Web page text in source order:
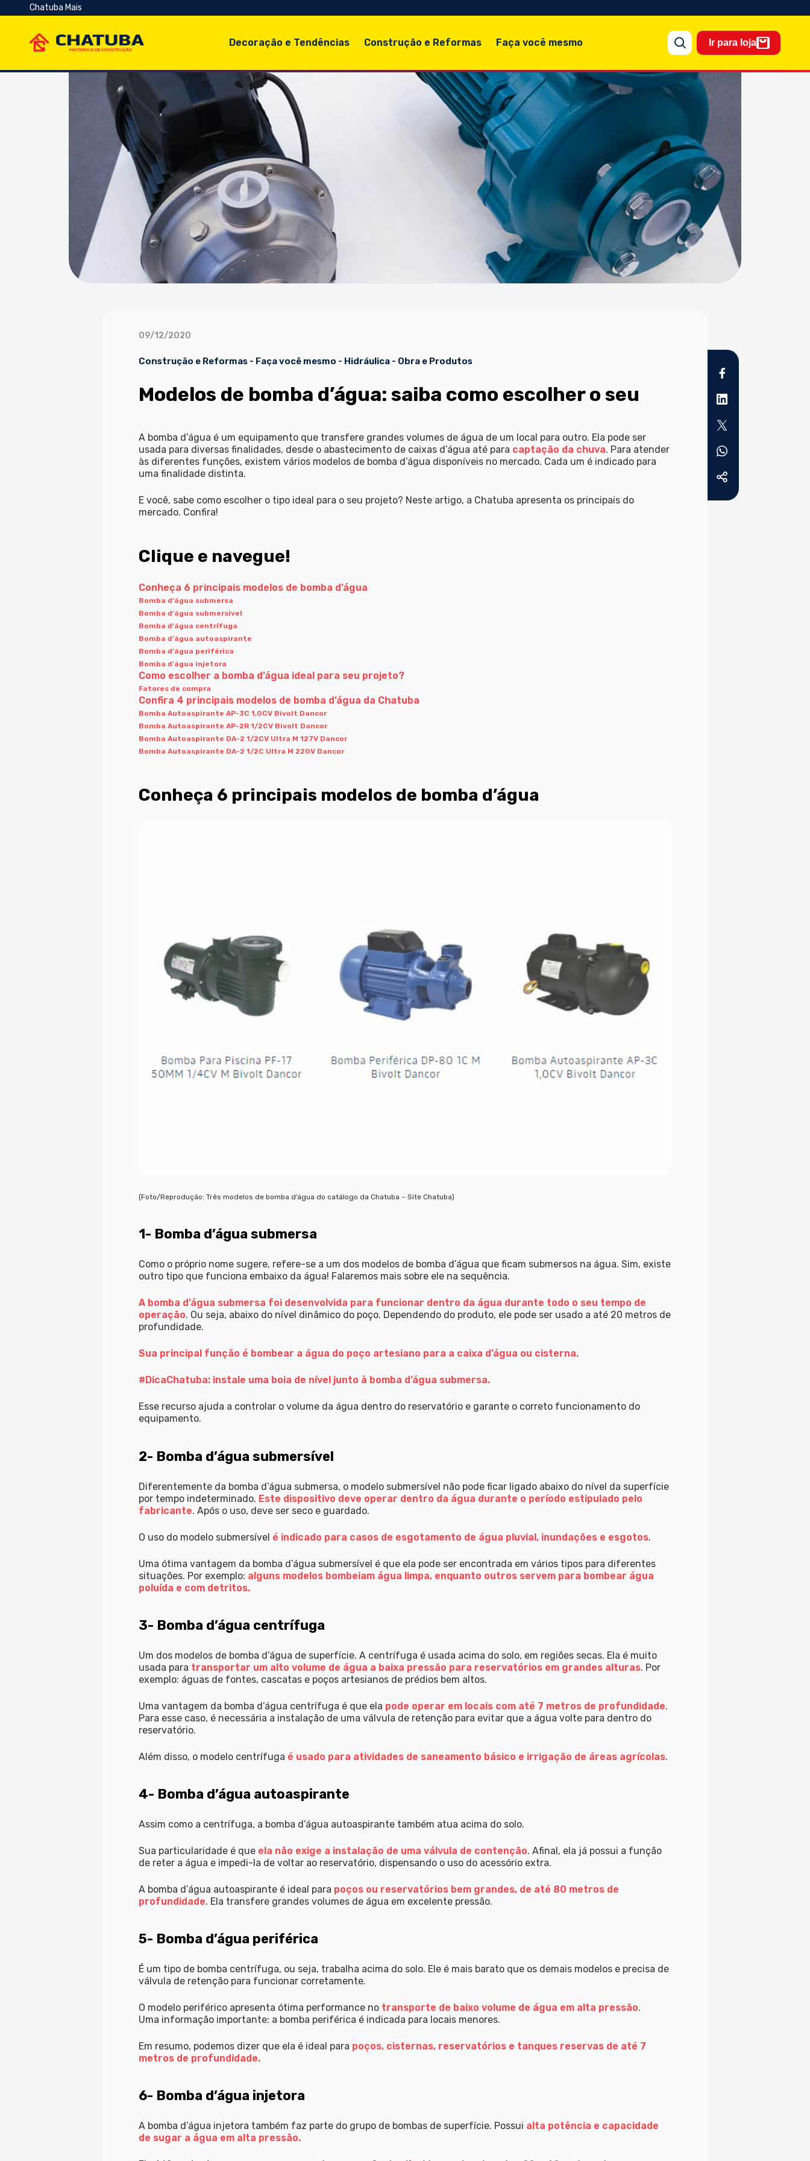
Chatuba Mais
Decoração e Tendências Construção e Reformas Faça você mesmo Ir para loja
09/12/2020
Construção e Reformas- Faça você mesmo - Hidráulica- Obra e Produtos
Modelos de bomba d’água: saiba como escolher o seu
A bomba d’água é um equipamento que transfere grandes volumes de água de um local para outro. Ela pode ser
usada para diversas finalidades, desde o abastecimento de caixas d’água até para captação da chuva. Para atender
às diferentes funções, existem vários modelos de bomba d’água disponíveis no mercado. Cada um é indicado para
uma finalidade distinta.
E você, sabe como escolher o tipo ideal para o seu projeto? Neste artigo, a Chatuba apresenta os principais do
mercado. Confira!
Clique e navegue!
Conheça 6 principais modelos de bomba d’água
Bomba d’água submersa
Bomba d’água submersível
Bomba d’água centrífuga
Bomba d’água autoaspirante
Bomba d’água periférica
Bomba d’água injetora
Como escolher a bomba d’água ideal para seu projeto?
Fatores de compra
Confira 4 principais modelos de bomba d’água da Chatuba
Bomba Autoaspirante AP-3C 1,0CV Bivolt Dancor
Bomba Autoaspirante AP-2R 1/2CV Bivolt Dancor
Bomba Autoaspirante DA-2 1/2CV Ultra M 127V Dancor
Bomba Autoaspirante DA-2 1/2C Ultra M 220V Dancor
Conheça 6 principais modelos de bomba d’água
(Foto/Reprodução: Três modelos de bomba d’água do catálogo da Chatuba – Site Chatuba)
1- Bomba d’água submersa
Como o próprio nome sugere, refere-se a um dos modelos de bomba d’água que ficam submersos na água. Sim, existe
outro tipo que funciona embaixo da água! Falaremos mais sobre ele na sequência.
A bomba d’água submersa foi desenvolvida para funcionar dentro da água durante todo o seu tempo de
operação. Ou seja, abaixo do nível dinâmico do poço. Dependendo do produto, ele pode ser usado a até 20 metros de
profundidade.
Sua principal função é bombear a água do poço artesiano para a caixa d’água ou cisterna.
#DicaChatuba: instale uma boia de nível junto à bomba d’água submersa.
Esse recurso ajuda a controlar o volume da água dentro do reservatório e garante o correto funcionamento do
equipamento.
2- Bomba d’água submersível
Diferentemente da bomba d’água submersa, o modelo submersível não pode ficar ligado abaixo do nível da superfície
por tempo indeterminado. Este dispositivo deve operar dentro da água durante o período estipulado pelo
fabricante. Após o uso, deve ser seco e guardado.
O uso do modelo submersível é indicado para casos de esgotamento de água pluvial, inundações e esgotos.
Uma ótima vantagem da bomba d’água submersível é que ela pode ser encontrada em vários tipos para diferentes
situações. Por exemplo: alguns modelos bombeiam água limpa, enquanto outros servem para bombear água
poluída e com detritos.
3- Bomba d’água centrífuga
Um dos modelos de bomba d’água de superfície. A centrífuga é usada acima do solo, em regiões secas. Ela é muito
usada para transportar um alto volume de água a baixa pressão para reservatórios em grandes alturas. Por
exemplo: águas de fontes, cascatas e poços artesianos de prédios bem altos.
Uma vantagem da bomba d’água centrífuga é que ela pode operar em locais com até 7 metros de profundidade.
Para esse caso, é necessária a instalação de uma válvula de retenção para evitar que a água volte para dentro do
reservatório.
Além disso, o modelo centrífuga é usado para atividades de saneamento básico e irrigação de áreas agrícolas.
4- Bomba d’água autoaspirante
Assim como a centrífuga, a bomba d’água autoaspirante também atua acima do solo.
Sua particularidade é que ela não exige a instalação de uma válvula de contenção. Afinal, ela já possui a função
de reter a água e impedi-la de voltar ao reservatório, dispensando o uso do acessório extra.
A bomba d’água autoaspirante é ideal para poços ou reservatórios bem grandes, de até 80 metros de
profundidade. Ela transfere grandes volumes de água em excelente pressão.
5- Bomba d’água periférica
É um tipo de bomba centrífuga, ou seja, trabalha acima do solo. Ele é mais barato que os demais modelos e precisa de
válvula de retenção para funcionar corretamente.
O modelo periférico apresenta ótima performance no transporte de baixo volume de água em alta pressão.
Uma informação importante: a bomba periférica é indicada para locais menores.
Em resumo, podemos dizer que ela é ideal para poços, cisternas, reservatórios e tanques reservas de até 7
metros de profundidade.
6- Bomba d’água injetora
A bomba d’água injetora também faz parte do grupo de bombas de superfície. Possui alta potência e capacidade
de sugar a água em alta pressão.